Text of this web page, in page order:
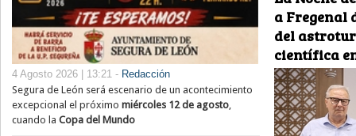
4 Agosto 2026 | 13:21 - Redacción
Segura de León será escenario de un acontecimiento
excepcional el próximo miércoles 12 de agosto
cuando la Copa del Mundo
a Fregenal
del
científica